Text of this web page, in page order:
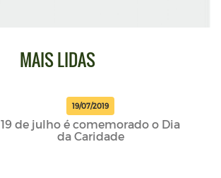
MAIS LIDAS
19/07/2019
19 de julho é comemorado o Dia
da Caridade